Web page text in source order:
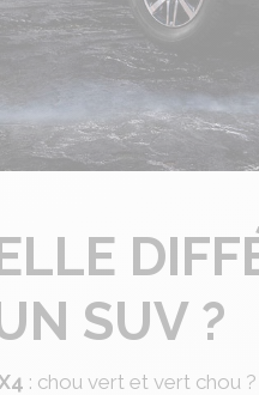
SUV ?
: chou vert et vert chou